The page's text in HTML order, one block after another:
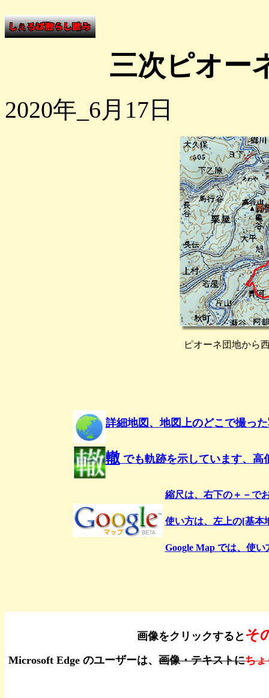
三次ピオー
2020年_6月17日
ピオーネ団地から
詳細地図、地図上のどこで撮っ
轍 でも軌跡を示しています、
縮尺は、右下の＋－で
使い方は、左上の[基
Google Map では、使
画像をクリックすると そ
Microsoft Edge のユーザーは、 画像・テキストにちょ